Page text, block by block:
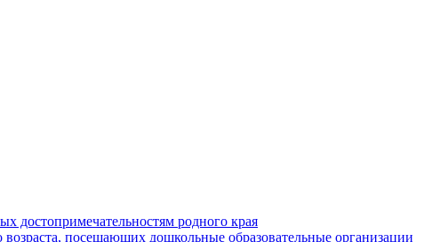
достопримечательностям родного края
посещающих дошкольные образовательные организации